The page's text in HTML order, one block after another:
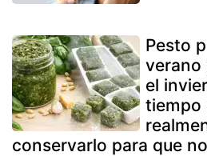
Pesto
verano
el
tiempo
conservarlo para que